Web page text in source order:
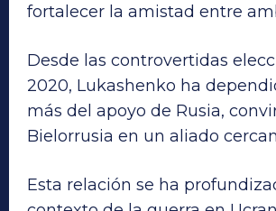
fortalecer la amistad entre
Desde las controvertidas
2020, Lukashenko ha
más del apoyo de Rusia,
Bielorrusia en un aliado
Esta relación se ha